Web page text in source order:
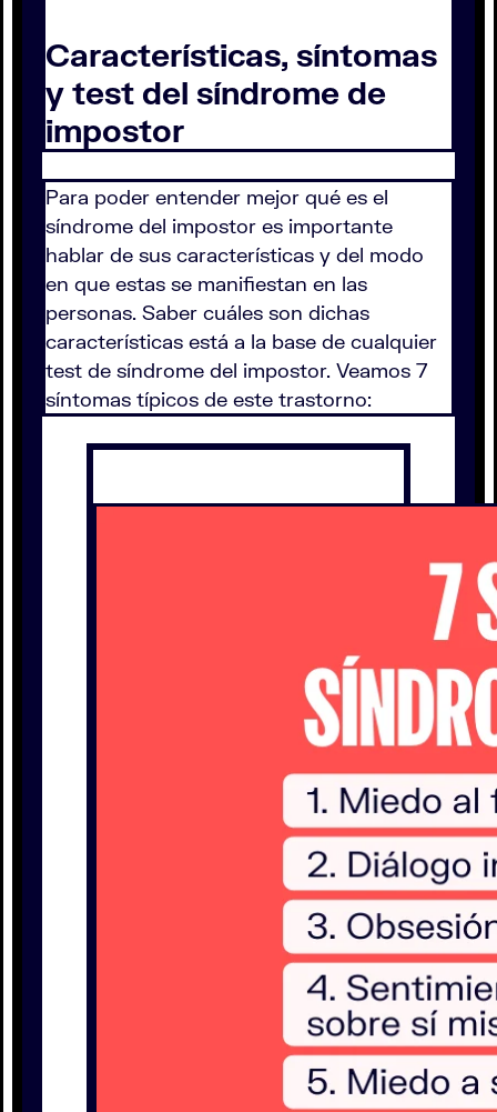
Características, síntomas
y test del síndrome de
impostor
Para poder entender mejor qué es el
síndrome del impostor es importante
hablar de sus características y del modo
en que estas se manifiestan en las
personas. Saber cuáles son dichas
características está a la base de cualquier
test de síndrome del impostor. Veamos 7
síntomas típicos de este trastorno: